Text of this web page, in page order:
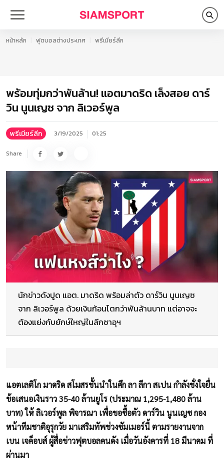
หน้าหลัก ฟุตบอลต่างประเทศ พรีเมียร์ลีก
พร้อมทุ่มกว่าพันล้าน! แอตมาดริด เล็งสอย ดาร์
วิน นูนเญซ จาก ลิเวอร์พูล
พรีเมียร์ลีก 3/19/2025 01:25
Share
นักข่าวดังปูด แอต. มาดริด พร้อมล่าตัว ดาร์วิน นูนเญซ
จาก ลิเวอร์พูล ด้วยเงินก้อนโตกว่าพันล้านบาท แต่อาจจะ
ต้องแย่งกับยักษ์ใหญ่ในลีกซาอุฯ
แอตเลติโก มาดริด สโมสรชั้นนำในศึก ลา ลีกา สเปน กำลังชั่งใจยื่น
ข้อเสนอเงินราว 35-40 ล้านยูโร (ประมาณ 1,295-1,480 ล้าน
บาท) ให้ ลิเวอร์พูล พิจารณา เพื่อขอซื้อตัว ดาร์วิน นูนเญซ กอง
หน้าทีมชาติอุรุกวัย มาเสริมทัพช่วงซัมเมอร์นี้ ตามรายงานจาก
เบน เจค็อบส์ ผู้สื่อข่าวฟุตบอลคนดัง เมื่อวันอังคารที่ 18 มีนาคม ที่
ผ่านมา